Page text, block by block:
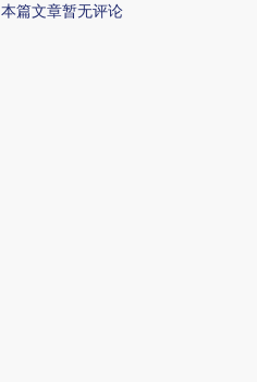
本篇文章暂无评论